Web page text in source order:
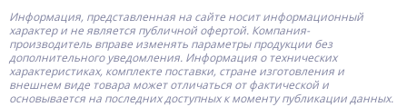
Информация, представленная на сайте носит информационный
характер и не является публичной офертой. Компания-
производитель вправе изменять параметры продукции без
дополнительного уведомления. Информация о технических
характеристиках, комплекте поставки, стране изготовления и
внешнем виде товара может отличаться от фактической и
основывается на последних доступных к моменту публикации данных.